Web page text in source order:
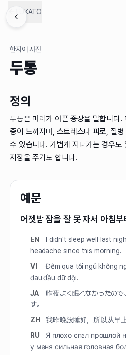
LUKATO
한자어 사전
두통
정의
두통은 머리가 아픈 증상을 말합니다.
증이 느껴지며, 스트레스나 피로, 질
수 있습니다. 가볍게 지나가는 경우도
지장을 주기도 합니다.
예문
어젯밤 잠을 잘 못 자서 아침
EN
I didn't sleep well last
headache since this morning.
VI
Đêm qua tôi ngủ không
đau đầu dữ dội.
JA
昨夜よく眠れなかったの
す。
ZH
我昨晚没睡好，所以从早
RU
Я плохо спал прошлой
у меня сильная головная